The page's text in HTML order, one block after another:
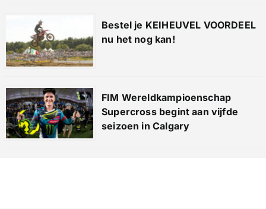
Bestel je KEIHEUVEL VOORDEEL
nu het nog kan!
FIM Wereldkampioenschap
Supercross begint aan vijfde
seizoen in Calgary